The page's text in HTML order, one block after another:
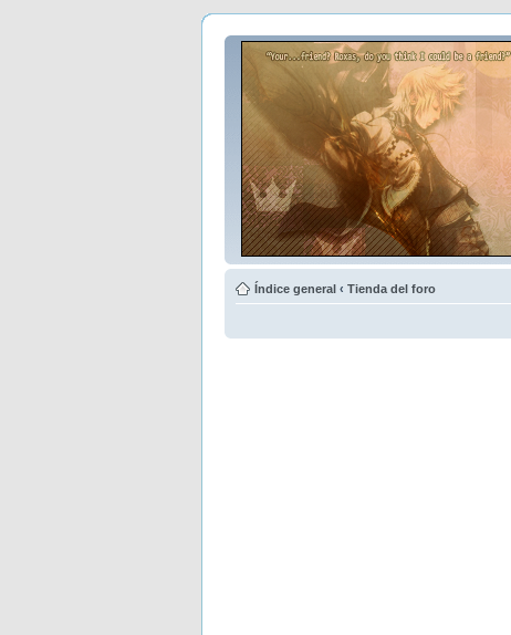
Índice general ‹ Tienda del foro